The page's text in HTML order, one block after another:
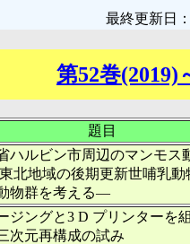
最終更新日：
第52巻
題目
ハルビン市周辺のマンモス
地域の後期更新世哺乳動
物群を考える―
ジングと3 D プリンターを
次元再構成の試み